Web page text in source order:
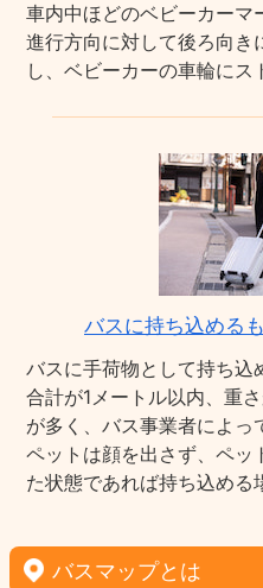
車内中ほどのベビーカーマ
進行方向に対して後ろ向き
し、ベビーカーの車輪にス
バスに持ち込める
バスに手荷物として持ち込
合計が1メートル以内、重
が多く、バス事業者によっ
ペットは顔を出さず、ペッ
た状態であれば持ち込める
バスマップとは